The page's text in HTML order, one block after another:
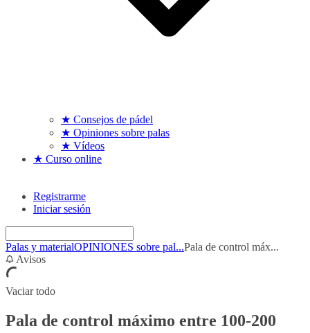
★ Consejos de pádel
★ Opiniones sobre palas
★ Vídeos
★ Curso online
Registrarme
Iniciar sesión
Palas y materialOPINIONES sobre pal...Pala de control máx...
Avisos
Vaciar todo
Pala de control máximo entre 100-200